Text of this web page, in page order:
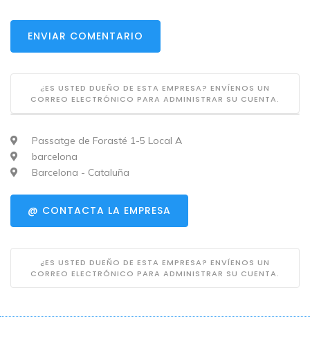
ENVIAR COMENTARIO
¿ES USTED DUEÑO DE ESTA EMPRESA? ENVÍENOS UN
CORREO ELECTRÓNICO PARA ADMINISTRAR SU CUENTA.
Passatge de Forasté 1-5 Local A
barcelona
Barcelona - Cataluña
@ CONTACTA LA EMPRESA
¿ES USTED DUEÑO DE ESTA EMPRESA? ENVÍENOS UN
CORREO ELECTRÓNICO PARA ADMINISTRAR SU CUENTA.